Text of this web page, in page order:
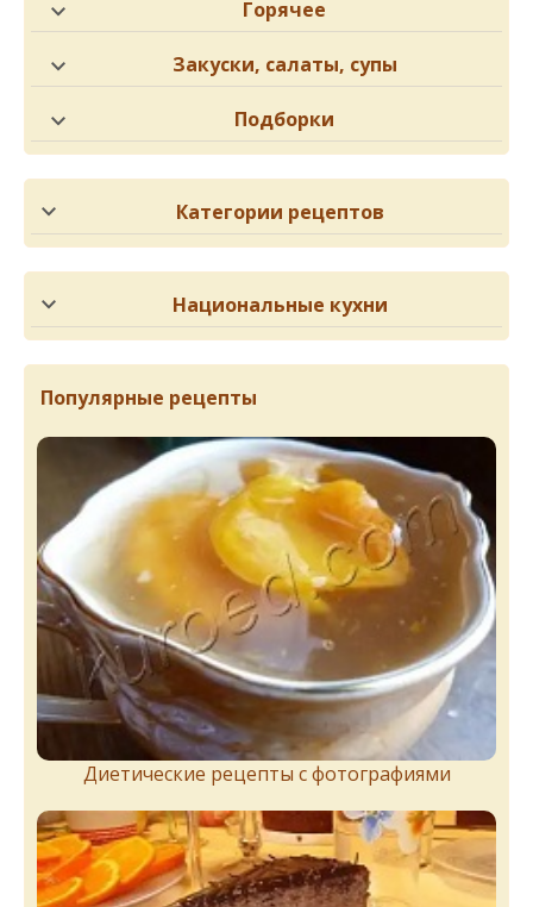
Горячее
Закуски, салаты, супы
Подборки
Категории рецептов
Национальные кухни
Популярные рецепты
Диетические рецепты с фотографиями